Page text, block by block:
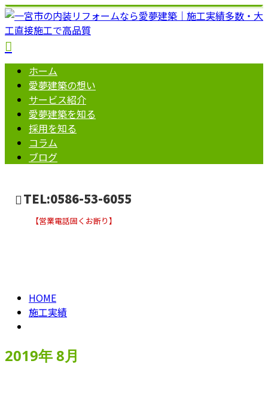
ホーム
愛夢建築の想い
サービス紹介
愛夢建築を知る
採用を知る
コラム
ブログ
TEL:0586-53-6055
【営業電話固くお断り】
HOME
施工実績
2019年 8月